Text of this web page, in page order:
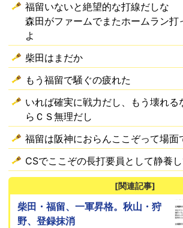
福留いないと絶望的な打線だしな
森田がファームでまたホームラン打
よ
柴田はまだか
もう福留で騒ぐの疲れた
いれば確実に戦力だし、もう壊れる
らＣＳ無理だし
福留は阪神におらんここぞって場面
CSでここぞの長打要員として静養
[関連記事]
柴田・福留、一軍昇格。秋山・狩
野、登録抹消